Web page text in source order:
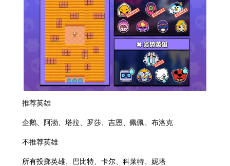
推荐英雄
企鹅、阿渤、塔拉、罗莎、吉恩、佩佩、布洛克
不推荐英雄
所有投掷英雄、巴比特、卡尔、科莱特、妮塔